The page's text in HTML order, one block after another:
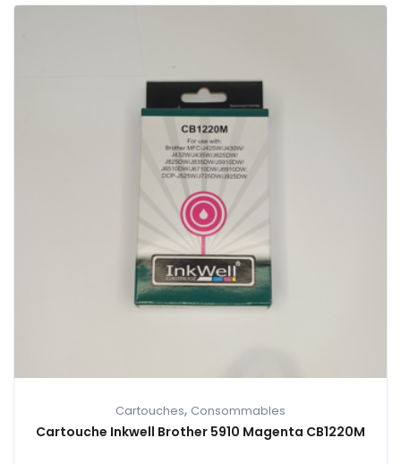
Cartouches, Consommables
Cartouche Inkwell Brother 5910 Magenta CB1220M